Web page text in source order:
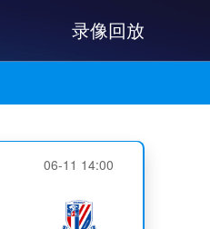
录像回放
06-11 14:00